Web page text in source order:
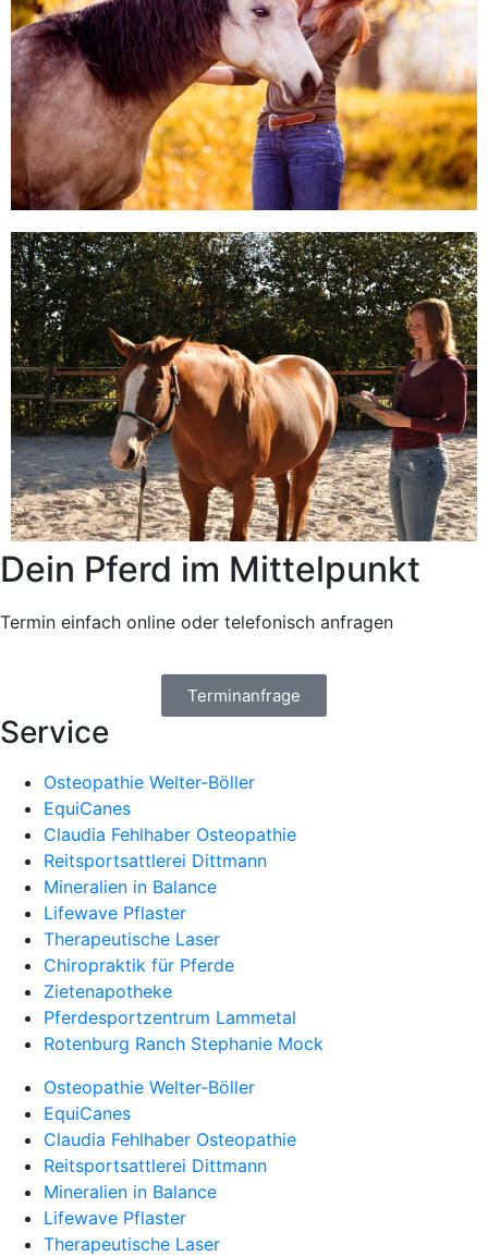
Dein Pferd im Mittelpunkt
Termin einfach online oder telefonisch anfragen
Terminanfrage
Service
Osteopathie Welter-Böller
EquiCanes
Claudia Fehlhaber Osteopathie
Reitsportsattlerei Dittmann
Mineralien in Balance
Lifewave Pflaster
Therapeutische Laser
Chiropraktik für Pferde
Zietenapotheke
Pferdesportzentrum Lammetal
Rotenburg Ranch Stephanie Mock
Osteopathie Welter-Böller
EquiCanes
Claudia Fehlhaber Osteopathie
Reitsportsattlerei Dittmann
Mineralien in Balance
Lifewave Pflaster
Therapeutische Laser